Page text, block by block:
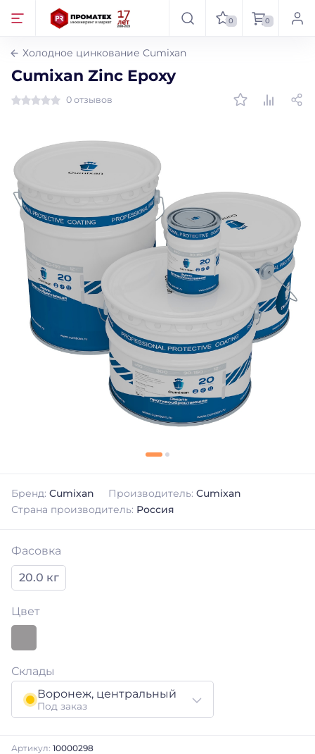
0 0
Холодное цинкование Cumixan
Cumixan Zinc Epoxy
0 отзывов
Бренд: Cumixan Производитель: Cumixan
Страна производитель: Россия
Фасовка
20.0 кг
Цвет
Склады
Воронеж, центральный
Под заказ
Артикул: 10000298